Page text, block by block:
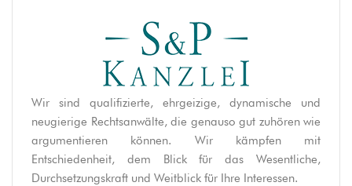
Wir sind qualifizierte, ehrgeizige, dynamische und
neugierige Rechtsanwälte, die genauso gut zuhören wie
argumentieren können. Wir kämpfen mit
Entschiedenheit, dem Blick für das Wesentliche,
Durchsetzungskraft und Weitblick für Ihre Interessen.